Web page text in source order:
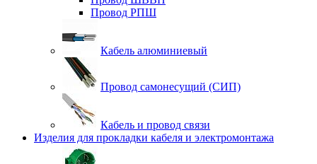
Провод РПШ
Кабель алюминиевый
Провод самонесущий (СИП)
Кабель и провод связи
Изделия для прокладки кабеля и электромонтажа